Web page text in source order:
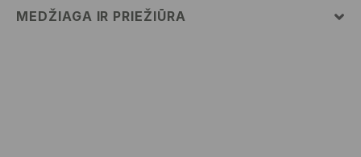
MEDŽIAGA IR PRIEŽIŪRA